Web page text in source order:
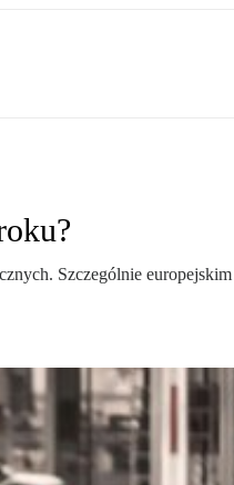
Szczególnie